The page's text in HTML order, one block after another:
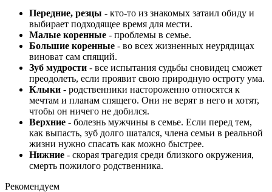
Передние, резцы - кто-то из знакомых затаил обиду и
выбирает подходящее время для мести.
Малые коренные - проблемы в семье.
Большие коренные - во всех жизненных неурядицах
виноват сам спящий.
Зуб мудрости - все испытания судьбы сновидец сможет
преодолеть, если проявит свою природную остроту ума.
Клыки - родственники настороженно относятся к
мечтам и планам спящего. Они не верят в него и хотят,
чтобы он ничего не добился.
Верхние - болезнь мужчины в семье. Если перед тем,
как выпасть, зуб долго шатался, члена семьи в реальной
жизни нужно спасать как можно быстрее.
Нижние - скорая трагедия среди близкого окружения,
смерть пожилого родственника.
Рекомендуем